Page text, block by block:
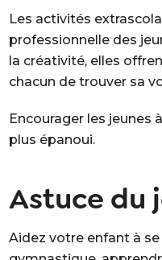
Les activités
professionnelle des
la créativité, elles
chacun de trouver sa
Encourager les jeunes
plus épanoui.
Astuce du
Aidez votre enfant à